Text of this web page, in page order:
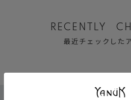
RECENTLY
最近チェックした